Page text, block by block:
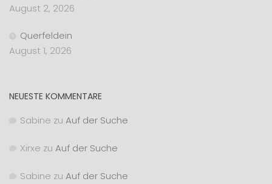
August 2, 2026
Querfeldein
August 1, 2026
NEUESTE KOMMENTARE
Sabine zu Auf der Suche
Xirxe zu Auf der Suche
Sabine zu Auf der Suche